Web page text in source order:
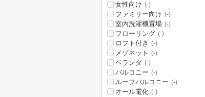
女性向け (-)
ファミリー向け (-)
室内洗濯機置場 (-)
フローリング (-)
ロフト付き (-)
メゾネット (-)
ベランダ (-)
バルコニー (-)
ルーフバルコニー (-)
オール電化 (-)